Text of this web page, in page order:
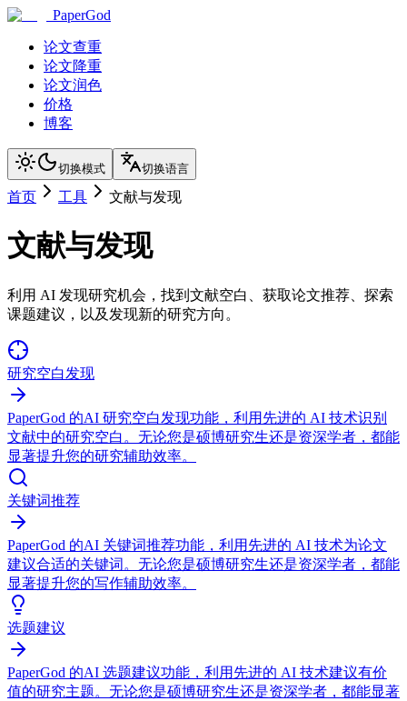
PaperGod
论文查重
论文降重
论文润色
价格
博客
切换模式 切换语言
首页 工具 文献与发现
文献与发现
利用 AI 发现研究机会，找到文献空白、获取论文推荐、探索
课题建议，以及发现新的研究方向。
研究空白发现
PaperGod 的AI 研究空白发现功能，利用先进的 AI 技术识别
文献中的研究空白。无论您是硕博研究生还是资深学者，都能
显著提升您的研究辅助效率。
关键词推荐
PaperGod 的AI 关键词推荐功能，利用先进的 AI 技术为论文
建议合适的关键词。无论您是硕博研究生还是资深学者，都能
显著提升您的写作辅助效率。
选题建议
PaperGod 的AI 选题建议功能，利用先进的 AI 技术建议有价
值的研究主题。无论您是硕博研究生还是资深学者，都能显著